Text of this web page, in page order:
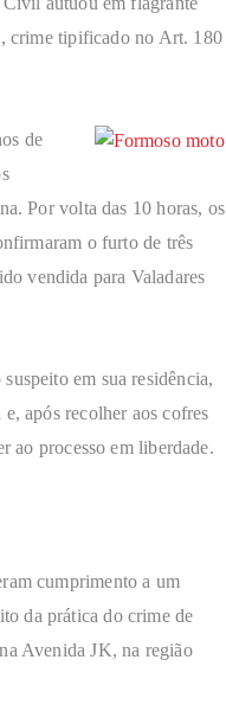
crime tipificado no Art. 180
de
Por volta das 10 horas, os
o furto de três
vendida para Valadares
em sua residência,
após recolher aos cofres
ao processo em liberdade.
cumprimento a um
da prática do crime de
Avenida JK, na região